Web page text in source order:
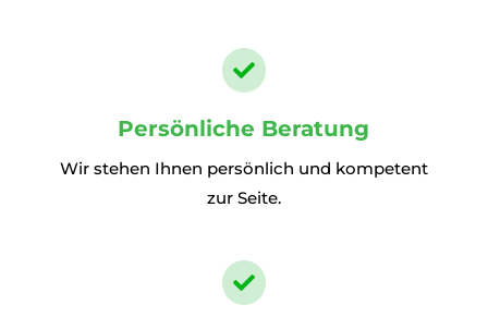

Persönliche Beratung
Wir stehen Ihnen persönlich und kompetent
zur Seite.
